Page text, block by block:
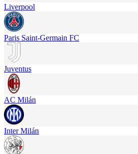
Liverpool
Paris Saint-Germain FC
Juventus
AC Milán
Inter Milán